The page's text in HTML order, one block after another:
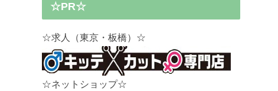
☆PR☆
☆求人（東京・板橋）☆
☆ネットショップ☆